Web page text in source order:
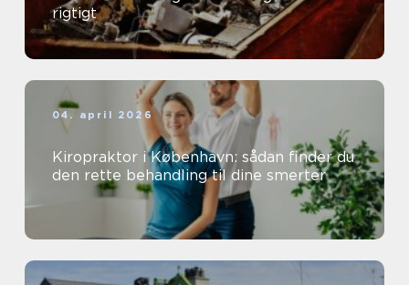
rigtigt
04. april 2026
Kiropraktor i København: sådan finder du
den rette behandling til dine smerter